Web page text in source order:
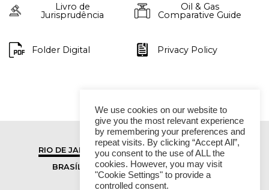
Livro de
Jurisprudência
Oil & Gas
Comparative Guide
Folder Digital Privacy Policy
RIO DE JANEIRO
SÃO PAULO
BRASÍLIA
VITÓRIA
We use cookies on our website to
give you the most relevant experience
by remembering your preferences and
repeat visits. By clicking “Accept All”,
you consent to the use of ALL the
cookies. However, you may visit
"Cookie Settings" to provide a
controlled consent.